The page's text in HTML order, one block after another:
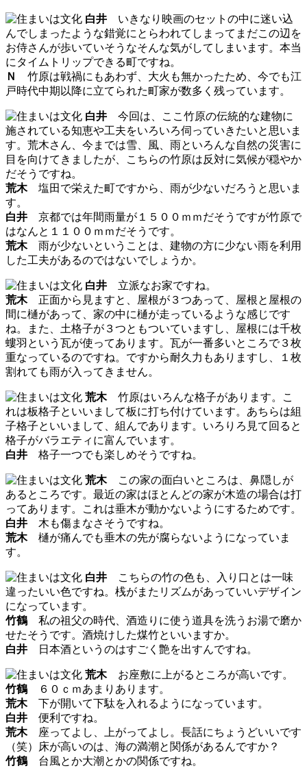
白井 いきなり映画のセットの中に迷い込
んでしまったような錯覚にとらわれてしまってまだこの辺を
お侍さんが歩いていそうなそんな気がしてしまいます。本当
にタイムトリップできる町ですね。
Ｎ
竹原は戦禍にもあわず、大火も無かったため、今でも江
戸時代中期以降に立てられた町家が数多く残っています。
白井 今回は、ここ竹原の伝統的な建物に
施されている知恵や工夫をいろいろ伺っていきたいと思いま
す。荒木さん、今までは雪、風、雨といろんな自然の災害に
目を向けてきましたが、こちらの竹原は反対に気候が穏やか
だそうですね。
荒木塩田で栄えた町ですから、雨が少ないだろうと思いま
す。
白井 京都では年間雨量が１５００ｍｍだそうですが竹原で
はなんと１１００ｍｍだそうです。
荒木雨が少ないということは、建物の方に少ない雨を利用
した工夫があるのではないでしょうか。
白井 立派なお家ですね。
荒木正面から見ますと、屋根が３つあって、屋根と屋根の
間に樋があって、家の中に樋が走っているような感じです
ね。また、土格子が３つともついていますし、屋根には千枚
螻羽という瓦が使ってあります。瓦が一番多いところで３枚
重なっているのですね。ですから耐久力もありますし、１枚
割れても雨が入ってきません。
荒木竹原はいろんな格子があります。こ
れは板格子といいまして板に打ち付けています。あちらは組
子格子といいまして、組んであります。いろりろ見て回ると
格子がバラエティに富んでいます。
白井 格子一つでも楽しめそうですね。
荒木この家の面白いところは、鼻隠しが
あるところです。最近の家はほとんどの家が木造の場合は打
ってあります。これは垂木が動かないようにするためです。
白井 木も傷まなさそうですね。
荒木樋が痛んでも垂木の先が腐らないようになっていま
す。
白井 こちらの竹の色も、入り口とは一味
違ったいい色ですね。桟がまたリズムがあっていいデザイン
になっています。
竹鶴 私の祖父の時代、酒造りに使う道具を洗うお湯で磨か
せたそうです。酒焼けした煤竹といいますか。
白井 日本酒というのはすごく艶を出すんですね。
荒木お座敷に上がるところが高いです。
竹鶴 ６０ｃｍあまりあります。
荒木下が開いて下駄を入れるようになっています。
白井 便利ですね。
荒木座ってよし、上がってよし。長話にちょうどいいです
（笑）床が高いのは、海の満潮と関係があるんですか？
竹鶴 台風とか大潮とかの関係ですね。